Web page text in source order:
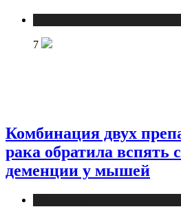
7
Комбинация двух
рака обратила вспять
деменции у мышей